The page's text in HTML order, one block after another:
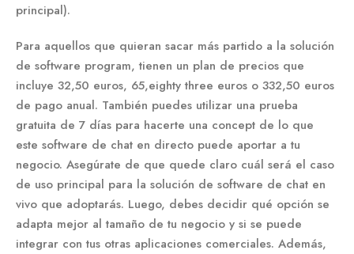
principal).
Para aquellos que quieran sacar más partido a la solución
de software program, tienen un plan de precios que
incluye 32,50 euros, 65,eighty three euros o 332,50 euros
de pago anual. También puedes utilizar una prueba
gratuita de 7 días para hacerte una concept de lo que
este software de chat en directo puede aportar a tu
negocio. Asegúrate de que quede claro cuál será el caso
de uso principal para la solución de software de chat en
vivo que adoptarás. Luego, debes decidir qué opción se
adapta mejor al tamaño de tu negocio y si se puede
integrar con tus otras aplicaciones comerciales. Además,